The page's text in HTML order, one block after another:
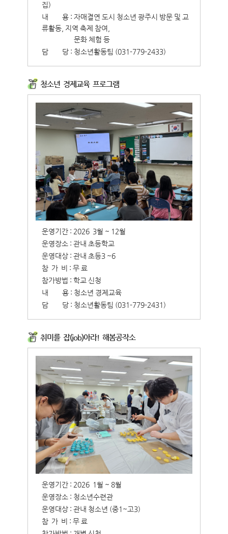
집)
내
용 : 자매결연 도시 청소년 광주시 방문 및 교
류활동, 지역 축제 참여,
문화 체험 등
담
당 : 청소년활동팀 (031-779-2433)
청소년 경제교육 프로그램
운영기간 : 2026 3월 ~ 12월
운영장소 : 관내 초등학교
운영대상 : 관내 초등3 ~6
참 가 비 : 무 료
참가방법 : 학교 신청
내
용 : 청소년 경제교육
담
당 : 청소년활동팀 (031-779-2431)
취미를 잡(job)아라! 해봄공작소
운영기간 : 2026 1월 ~ 8월
운영장소 : 청소년수련관
운영대상 : 관내 청소년 (중1~고3)
참 가 비 : 무 료